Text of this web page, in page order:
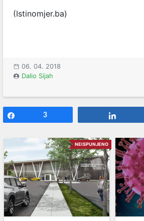
(Istinomjer.ba)
06. 04. 2018
Dalio Sijah
3
NEISPUNJENO